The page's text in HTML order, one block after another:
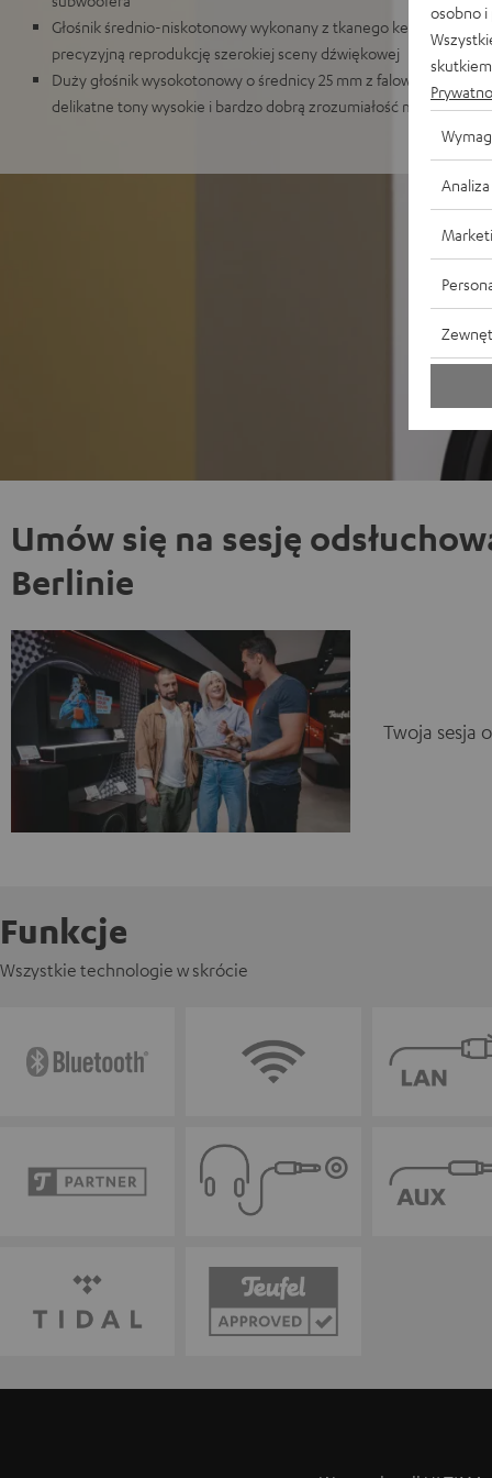
Głośnik średnio-niskotonowy wykonany z tkanego kevlaru z
precyzyjną reprodukcję szerokiej sceny dźwiękowej
Duży głośnik wysokotonowy o średnicy 25 mm z falowodem
delikatne tony wysokie i bardzo dobrą zrozumiałość mowy
Umów się na sesję
Berlinie
Twoja sesja
Funkcje
Wszystkie technologie w skrócie
osobno
Analiza